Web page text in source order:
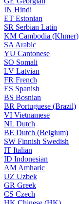
IN Hindi
ET Estonian
SR Serbian Latin
KM Cambodia (Khmer)
SA Arabic
YU Cantonese
SO Somali
LV Latvian
FR French
ES Spanish
BS Bosnian
BR Portuguese (Brazil)
VI Vietnamese
NL Dutch
BE Dutch (Belgium)
SW Finnish Swedish
IT Italian
ID Indonesian
AM Amharic
UZ Uzbek
GR Greek
CS Czech